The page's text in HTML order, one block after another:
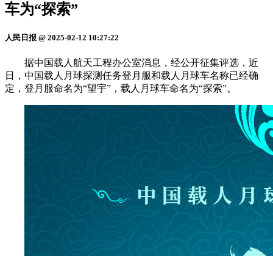
车为“探索”
人民日报 @ 2025-02-12 10:27:22
据中国载人航天工程办公室消息，经公开征集评选，近
日，中国载人月球探测任务登月服和载人月球车名称已经确
定，登月服命名为“望宇”，载人月球车命名为“探索”。